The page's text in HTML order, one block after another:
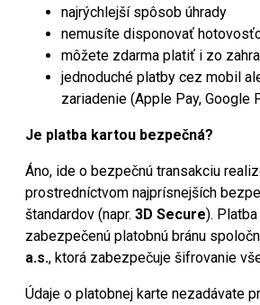
najrýchlejší spôsob úhrady
nemusíte disponovať
môžete zdarma platiť i zo
jednoduché platby cez mobil
zariadenie (Apple Pay, Google
Je platba kartou bezpečná?
Áno, ide o bezpečnú transakciu
prostredníctvom najprísnejších
štandardov (napr. 3D Secure).
zabezpečenú platobnú bránu
a.s., ktorá zabezpečuje šifrovanie
Údaje o platobnej karte nezadávate